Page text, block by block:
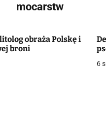
mocarstw
obraża Polskę i
broni
6